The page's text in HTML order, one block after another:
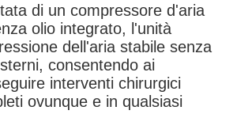
di un compressore d'aria
olio integrato, l'unità
dell'aria stabile senza
consentendo ai
interventi chirurgici
ovunque e in qualsiasi